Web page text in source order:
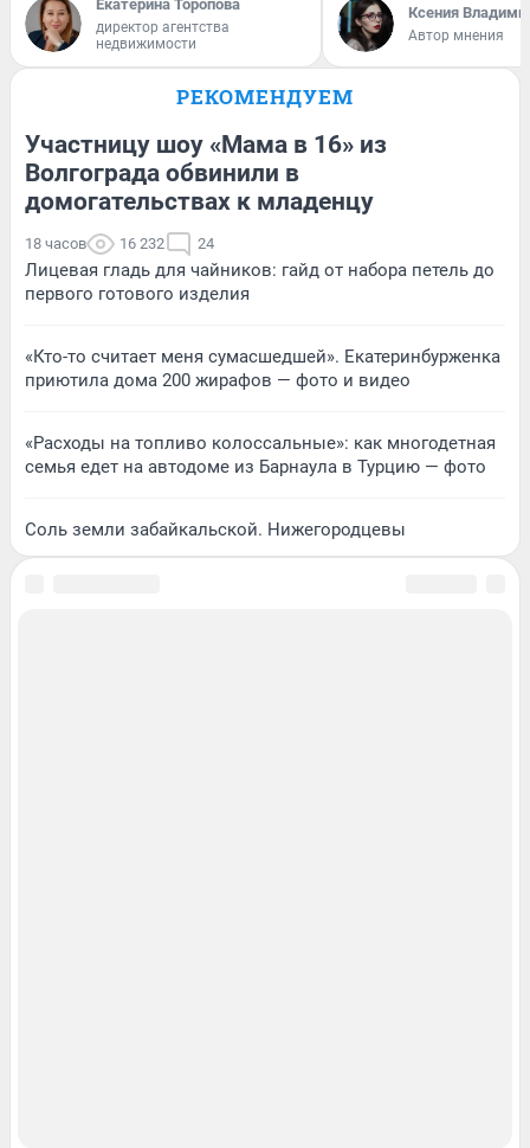
Екатерина Торопова
директор агентства
недвижимости
Ксения
Автор мнения
РЕКОМЕНДУЕМ
Участницу шоу «Мама в 16» из
Волгограда обвинили в
домогательствах к младенцу
18 часов 16 232 24
Лицевая гладь для чайников: гайд от набора петель до
первого готового изделия
«Кто-то считает меня сумасшедшей». Екатеринбурженка
приютила дома 200 жирафов — фото и видео
«Расходы на топливо колоссальные»: как многодетная
семья едет на автодоме из Барнаула в Турцию — фото
Соль земли забайкальской. Нижегородцевы